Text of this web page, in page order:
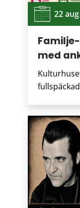
22 aug
med